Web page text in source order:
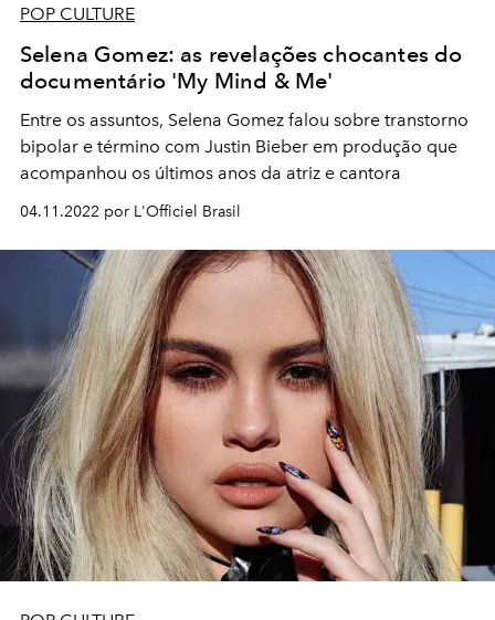
POP CULTURE
Selena Gomez: as revelações chocantes do
documentário 'My Mind & Me'
Entre os assuntos, Selena Gomez falou sobre transtorno
bipolar e término com Justin Bieber em produção que
acompanhou os últimos anos da atriz e cantora
04.11.2022 por L'Officiel Brasil